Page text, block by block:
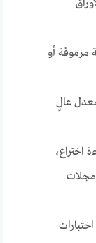
أو
عالٍ
اختراع،
مجلات